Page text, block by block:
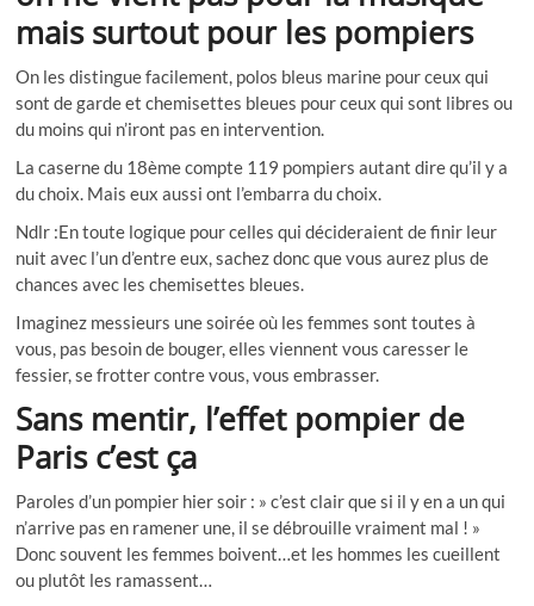
mais surtout pour les pompiers
On les distingue facilement, polos bleus marine pour ceux qui
sont de garde et chemisettes bleues pour ceux qui sont libres ou
du moins qui n’iront pas en intervention.
La caserne du 18ème compte 119 pompiers autant dire qu’il y a
du choix. Mais eux aussi ont l’embarra du choix.
Ndlr :En toute logique pour celles qui décideraient de finir leur
nuit avec l’un d’entre eux, sachez donc que vous aurez plus de
chances avec les chemisettes bleues.
Imaginez messieurs une soirée où les femmes sont toutes à
vous, pas besoin de bouger, elles viennent vous caresser le
fessier, se frotter contre vous, vous embrasser.
Sans mentir, l’effet pompier de
Paris c’est ça
Paroles d’un pompier hier soir : » c’est clair que si il y en a un qui
n’arrive pas en ramener une, il se débrouille vraiment mal ! »
Donc souvent les femmes boivent…et les hommes les cueillent
ou plutôt les ramassent…